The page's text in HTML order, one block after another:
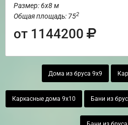
Размер: 6х8 м
Общая площадь: 752
от 1144200
Дома из бруса 9х9
Каркасные дома 9х10 Бани из